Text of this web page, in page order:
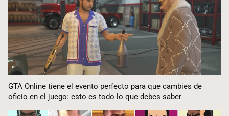
GTA Online tiene el evento perfecto para que cambies de
oficio en el juego: esto es todo lo que debes saber